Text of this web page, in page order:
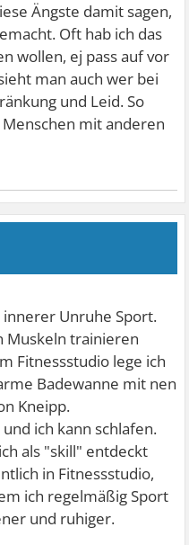
Ängste damit sagen,
Oft hab ich das
wollen, ej pass auf vor
man auch wer bei
und Leid. So
mit anderen
Unruhe Sport.
Muskeln trainieren
Fitnessstudio lege ich
Badewanne mit nen
Kneipp.
ich kann schlafen.
als "skill" entdeckt
in Fitnessstudio,
ich regelmäßig Sport
und ruhiger.